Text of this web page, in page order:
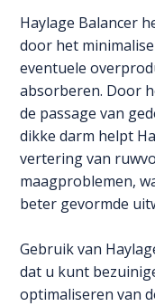
Haylage Balancer
door het
eventuele
absorberen. Door
de passage van
dikke darm helpt
vertering van
maagproblemen,
beter gevormde
Gebruik van
dat u kunt
optimaliseren van